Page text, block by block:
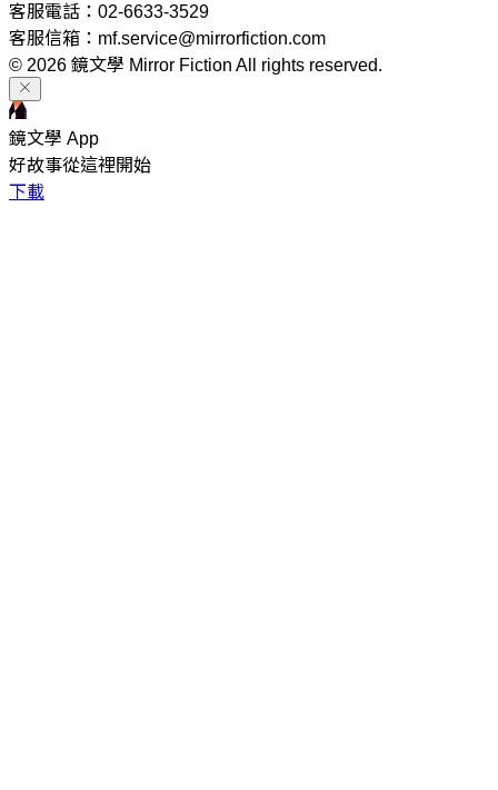
客服電話：02-6633-3529
客服信箱：mf.service@mirrorfiction.com
© 2026 鏡文學 Mirror Fiction All rights reserved.
鏡文學 App
好故事從這裡開始
下載